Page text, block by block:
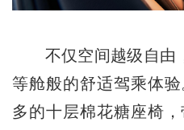
不仅空间越级自由
等舱般的舒适驾乘体
多的十层棉花糖座椅